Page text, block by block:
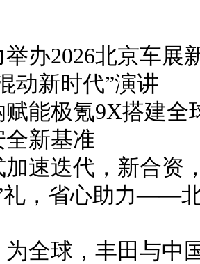
办2026北京车展
动新时代”演讲
赋能极氪9X搭建
新基准
速迭代，新合资
礼，省心助力——
全球，丰田与中